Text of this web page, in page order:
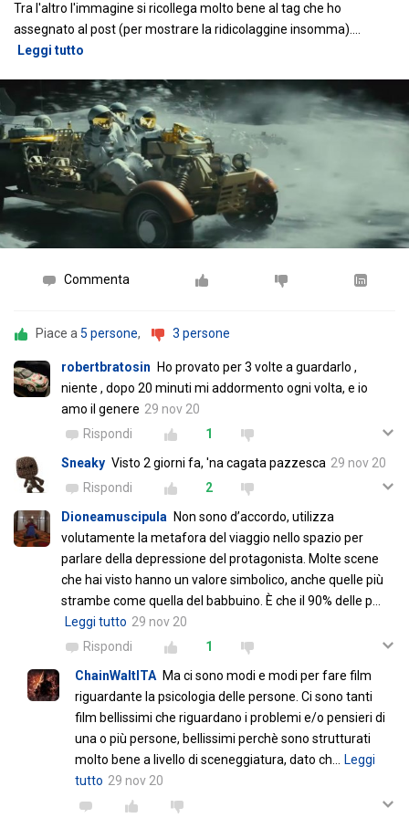
Tra l'altro l'immagine si ricollega molto bene al tag che ho
assegnato al post (per mostrare la ridicolaggine insomma).…
Leggi tutto
Commenta
Piace a5 persone, 3 persone
robertbratosin
Ho provato per 3 volte a guardarlo ,
niente , dopo 20 minuti mi addormento ogni volta, e io
amo il genere 29 nov 20
Rispondi
1
Sneaky Visto 2 giorni fa, 'na cagata pazzesca 29 nov 20
Rispondi
2
Dioneamuscipula Non sono d’accordo, utilizza
volutamente la metafora del viaggio nello spazio per
parlare della depressione del protagonista. Molte scene
che hai visto hanno un valore simbolico, anche quelle più
strambe come quella del babbuino. È che il 90% delle p…
Leggi tutto 29 nov 20
Rispondi
1
ChainWaltITA Ma ci sono modi e modi per fare film
riguardante la psicologia delle persone. Ci sono tanti
film bellissimi che riguardano i problemi e/o pensieri di
una o più persone, bellissimi perchè sono strutturati
molto bene a livello di sceneggiatura, dato ch… Leggi
tutto 29 nov 20